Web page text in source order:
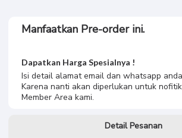
Manfaatkan Pre-order ini.
Dapatkan Harga Spesialnya !
Isi detail alamat email dan whatsapp
Karena nanti akan diperlukan untuk
Member Area kami.
Detail Pesanan